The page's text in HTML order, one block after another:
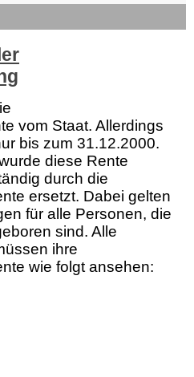
vom Staat. Allerdings
bis zum 31.12.2000.
diese Rente
durch die
ersetzt. Dabei gelten
für alle Personen, die
sind. Alle
ihre
wie folgt ansehen: